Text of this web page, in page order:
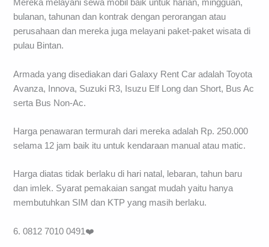
Mereka melayani sewa mobil baik untuk harian, mingguan,
bulanan, tahunan dan kontrak dengan perorangan atau
perusahaan dan mereka juga melayani paket-paket wisata di
pulau Bintan.
Armada yang disediakan dari Galaxy Rent Car adalah Toyota
Avanza, Innova, Suzuki R3, Isuzu Elf Long dan Short, Bus Ac
serta Bus Non-Ac.
Harga penawaran termurah dari mereka adalah Rp. 250.000
selama 12 jam baik itu untuk kendaraan manual atau matic.
Harga diatas tidak berlaku di hari natal, lebaran, tahun baru
dan imlek. Syarat pemakaian sangat mudah yaitu hanya
membutuhkan SIM dan KTP yang masih berlaku.
6. 0812 7010 0491❤️